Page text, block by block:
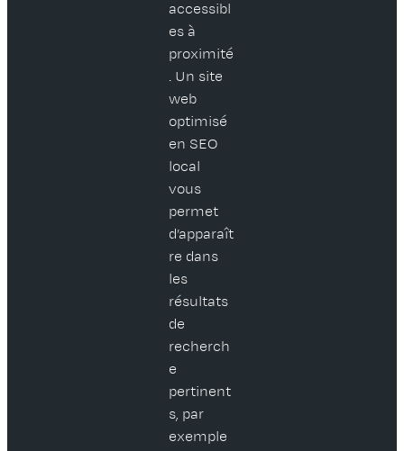
accessibl
es à
proximité
. Un site
web
optimisé
en SEO
local
vous
permet
d’apparaît
re dans
les
résultats
de
recherch
e
pertinent
s, par
exemple